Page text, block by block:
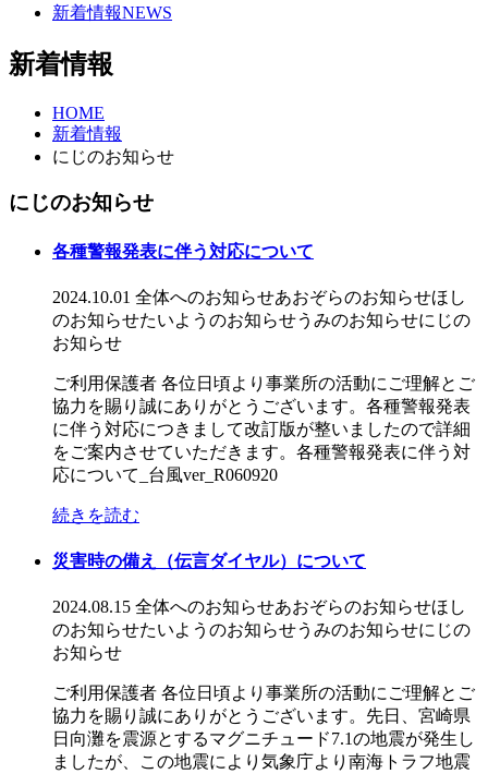
新着情報NEWS
新着情報
HOME
新着情報
にじのお知らせ
にじのお知らせ
各種警報発表に伴う対応について
2024.10.01 全体へのお知らせあおぞらのお知らせほし
のお知らせたいようのお知らせうみのお知らせにじの
お知らせ
ご利用保護者 各位日頃より事業所の活動にご理解とご
協力を賜り誠にありがとうございます。各種警報発表
に伴う対応につきまして改訂版が整いましたので詳細
をご案内させていただきます。各種警報発表に伴う対
応について_台風ver_R060920
続きを読む
災害時の備え（伝言ダイヤル）について
2024.08.15 全体へのお知らせあおぞらのお知らせほし
のお知らせたいようのお知らせうみのお知らせにじの
お知らせ
ご利用保護者 各位日頃より事業所の活動にご理解とご
協力を賜り誠にありがとうございます。先日、宮崎県
日向灘を震源とするマグニチュード7.1の地震が発生し
ましたが、この地震により気象庁より南海トラフ地震